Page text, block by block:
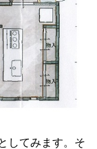
してみます。そ